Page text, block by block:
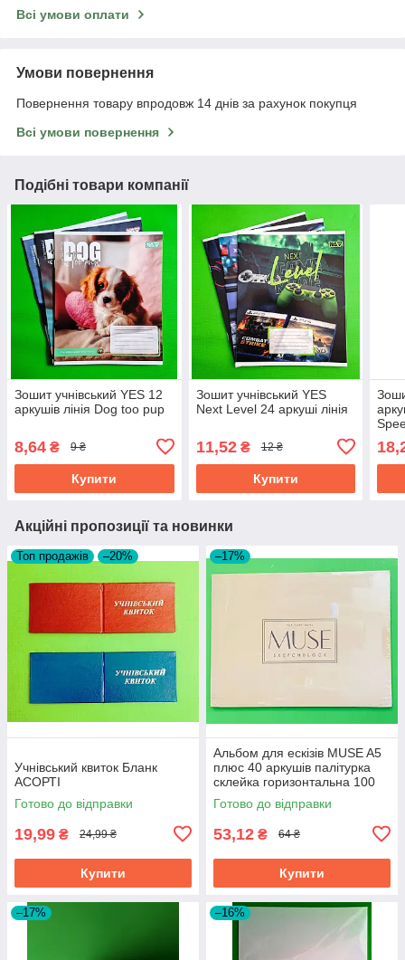
Всі умови оплати
Умови повернення
Повернення товару впродовж 14 днів за рахунок покупця
Всі умови повернення
Подібні товари компанії
Зошит учнівський YES 12
аркушів лінія Dog too pup
8,64 ₴ 9 ₴
Купити
Зошит учнівський YES
Next Level 24 аркуші лінія
11,52₴ 12 ₴
Купити
Акційні пропозиції та новинки
Топ продажів –20%
Учнівський квиток Бланк
АСОРТІ
Готово до відправки
19,99 ₴ 24,99 ₴
Купити
–17%
Альбом для ескізів MUSE A5
плюс 40 аркушів палітурка
склейка горизонтальна 100
гм2
Готово до відправки
53,12 ₴ 64 ₴
Купити
–17% –16%